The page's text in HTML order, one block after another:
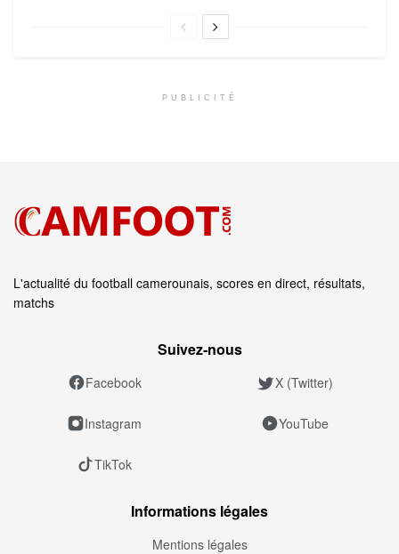
PUBLICITÉ
L'actualité du football camerounais, scores en direct, résultats,
matchs
Suivez‑nous
Facebook X (Twitter)
Instagram YouTube
TikTok
Informations légales
Mentions légales